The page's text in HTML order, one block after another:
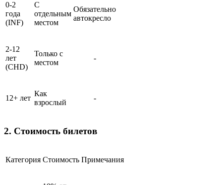
0-2
года
(INF)
С
отдельным
местом
Обязательно
автокресло
2-12
лет
(CHD)
Только с
местом
-
12+ лет
Как
взрослый
-
2. Стоимость билетов
Категория Стоимость Примечания